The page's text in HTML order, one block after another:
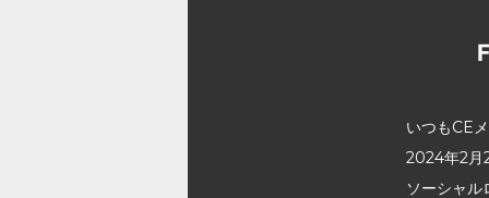
いつもCE
2024年2月
ソーシャ